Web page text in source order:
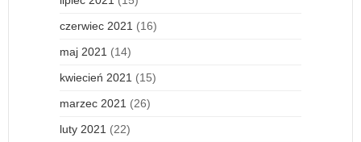
czerwiec 2021 (16)
maj 2021 (14)
kwiecień 2021 (15)
marzec 2021 (26)
luty 2021 (22)